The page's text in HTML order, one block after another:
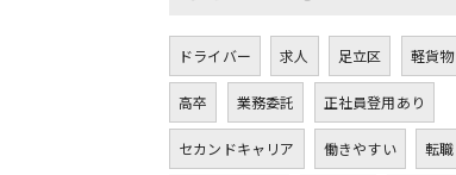
ドライバー 求人 足立区 軽貨物
高卒 業務委託 正社員登用あり
セカンドキャリア 働きやすい 転職